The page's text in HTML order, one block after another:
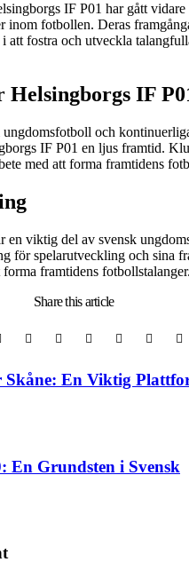
IF P01 har gått
inom fotbollen. Deras
att fostra och utveckla
IF
och
IF P01 en ljus framtid.
med att forma framtidens
en viktig del av svensk
för spelarutveckling och sina
framtidens fotbollstalanger.
Sharethis article
Skåne: En Viktig
En Grundsten i Svensk